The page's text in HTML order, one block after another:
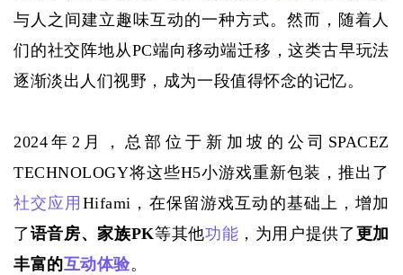
与人之间建立趣味互动的一种方式。然而，随着人
们的社交阵地从PC端向移动端迁移，这类古早玩法
逐渐淡出人们视野，成为一段值得怀念的记忆。
2024年2月，总部位于新加坡的公司SPACEZ
TECHNOLOGY将这些H5小游戏重新包装，推出了
社交应用 Hifami，在保留游戏互动的基础上，增加
了语音房、家族PK等其他功能 ，为用户提供了 更加
丰富的互动体验。